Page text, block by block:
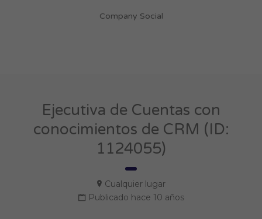
Company Social
Ejecutiva de Cuentas con
conocimientos de CRM (ID:
1124055)
Cualquier lugar
Publicado hace 10 años